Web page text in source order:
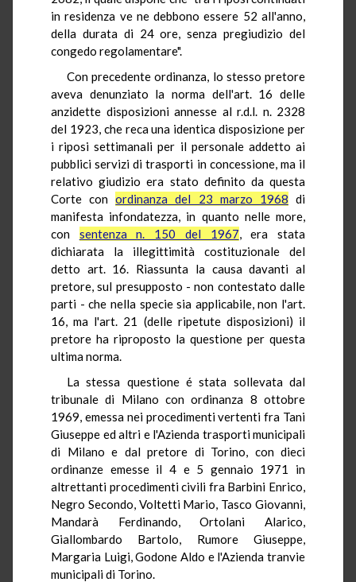
in residenza ve ne debbono essere 52 all'anno,
della durata di 24 ore, senza pregiudizio del
congedo regolamentare".
Con precedente ordinanza, lo stesso pretore
aveva denunziato la norma dell'art. 16 delle
anzidette disposizioni annesse al r.d.l. n. 2328
del 1923, che reca una identica disposizione per
i riposi settimanali per il personale addetto ai
pubblici servizi di trasporti in concessione, ma il
relativo giudizio era stato definito da questa
Corte conordinanza del 23 marzo 1968 di
manifesta infondatezza, in quanto nelle more,
con sentenza n. 150 del 1967, era stata
dichiarata la illegittimità costituzionale del
detto art. 16. Riassunta la causa davanti al
pretore, sul presupposto - non contestato dalle
parti - che nella specie sia applicabile, non l'art.
16, ma l'art. 21 (delle ripetute disposizioni) il
pretore ha riproposto la questione per questa
ultima norma.
La stessa questione é stata sollevata dal
tribunale di Milano con ordinanza 8 ottobre
1969, emessa nei procedimenti vertenti fra Tani
Giuseppe ed altri e l'Azienda trasporti municipali
di Milano e dal pretore di Torino, con dieci
ordinanze emesse il 4 e 5 gennaio 1971 in
altrettanti procedimenti civili fra Barbini Enrico,
Negro Secondo, Voltetti Mario, Tasco Giovanni,
Mandarà Ferdinando, Ortolani Alarico,
Giallombardo Bartolo, Rumore Giuseppe,
Margaria Luigi, Godone Aldo e l'Azienda tranvie
municipali di Torino.